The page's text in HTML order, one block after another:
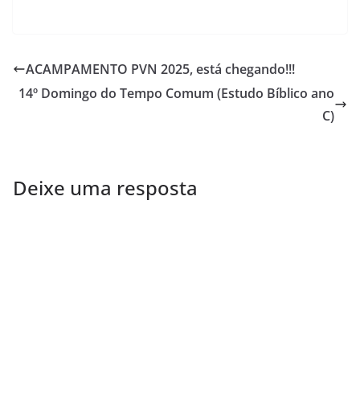
ACAMPAMENTO PVN 2025, está chegando!!!
14º Domingo do Tempo Comum (Estudo Bíblico ano
C)
Deixe uma resposta